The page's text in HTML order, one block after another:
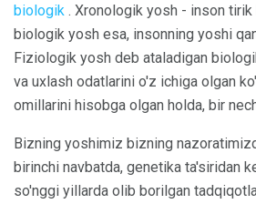
biologik . Xronologik yosh - inson
biologik yosh esa, insonning yoshi
Fiziologik yosh deb ataladigan
va uxlash odatlarini o'z ichiga olgan
omillarini hisobga olgan holda, bir
Bizning yoshimiz bizning
birinchi navbatda, genetika ta'siridan
so'nggi yillarda olib borilgan